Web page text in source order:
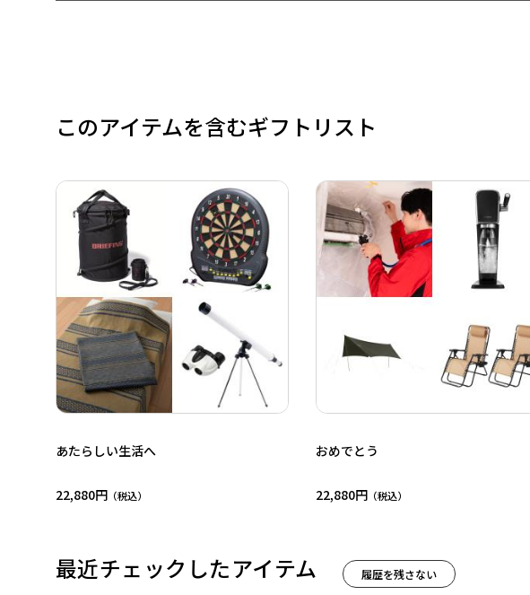
このアイテムを含むギフトリスト
あたらしい生活へ
22,880円
おめでとう
22,880円
最近チェックしたアイテム 履歴を残さない